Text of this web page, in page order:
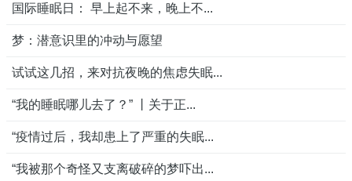
国际睡眠日： 早上起不来，晚上不...
梦：潜意识里的冲动与愿望
试试这几招，来对抗夜晚的焦虑失眠...
“我的睡眠哪儿去了？” 丨关于正...
“疫情过后，我却患上了严重的失眠...
“我被那个奇怪又支离破碎的梦吓出...